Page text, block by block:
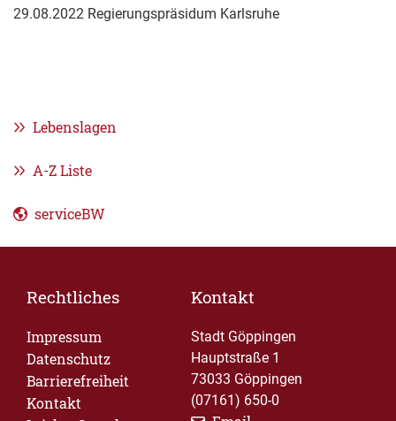
29.08.2022 Regierungspräsidum Karlsruhe
Lebenslagen
A-Z Liste
serviceBW
Rechtliches
Impressum
Datenschutz
Barrierefreiheit
Kontakt
Kontakt
Stadt Göppingen
Hauptstraße 1
73033 Göppingen
(07161) 650-0